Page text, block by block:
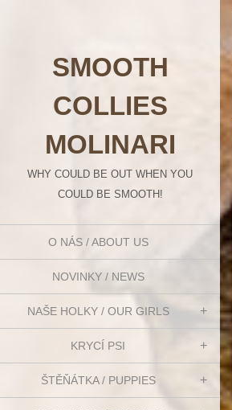
SMOOTH
COLLIES
MOLINARI
WHY COULD BE OUT WHEN YOU
COULD BE SMOOTH!
O NÁS / ABOUT US
NOVINKY / NEWS
NAŠE HOLKY / OUR GIRLS
KRYCÍ PSI
ŠTĚŇÁTKA / PUPPIES